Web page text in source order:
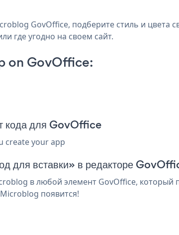
GovOffice, подберите стиль и цвета
где угодно на своем сайт.
on GovOffice:
кода для GovOffice
create your app
для вставки» в редакторе
в любой элемент GovOffice,
появится!